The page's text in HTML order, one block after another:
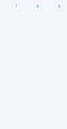
7 8 9